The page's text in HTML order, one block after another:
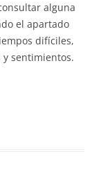
alguna
el apartado
difíciles,
sentimientos.